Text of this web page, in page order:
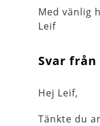
Med vänlig
Leif
Svar från
Hej Leif,
Tänkte du